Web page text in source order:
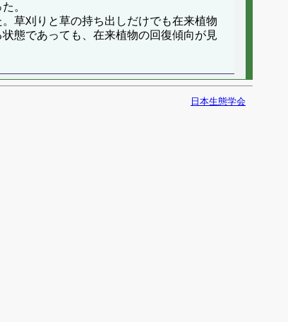
。
草刈りと草の持ち出しだけでも在来植物
態であっても、在来植物の回復傾向が見
日本生態学会